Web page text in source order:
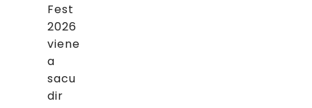
Fest
2026
viene
a
sacu
dir